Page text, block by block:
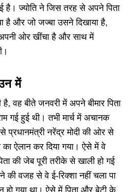
ज्योति ने जिस तरह से अपने पिता
है और जो जज्बा उसने दिखाया है,
ओर खींचा है और साथ में
में
वह बीते जनवरी में अपने बीमार पिता
गई हुई थी। तभी मार्च में अचानक
से प्रधानमंत्री नरेंद्र मोदी की ओर से
ऐलान कर दिया गया। ऐसे में वे
की जेब पूरी तरीके से खाली हो गई
की वजह से वे ई-रिक्शा नहीं चला पा
हो गया था। ऐसे में पिता और बेटी के